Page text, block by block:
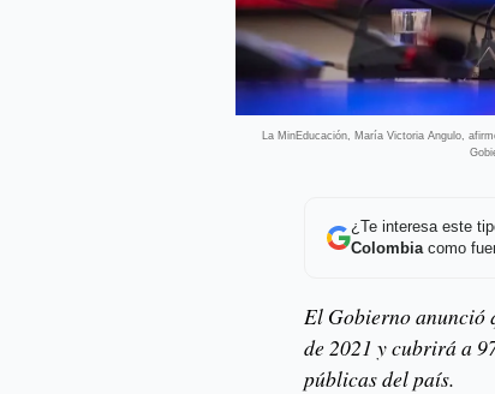
La MinEducación, María Victoria Angulo,
¿Te interesa este
Colombiacomo
El Gobierno anunció
de 2021 y cubrirá a
públicas del país.